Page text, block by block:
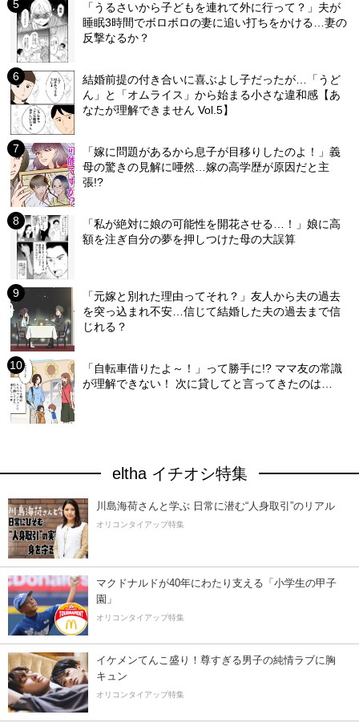
「うるさいから子どもを連れて外に行って？」夫が
睡眠3時間でボロボロの妻に追い打ちをかける…妻の
反撃なるか？
結婚前提の付き合いに喜ぶよし子だったが…「うど
ん」と「オムライス」から始まる小さな違和感【あ
なたが理解できません Vol.5】
「嫁に問題があるから息子が目移りしたのよ！」義
母の驚きの見解に唖然…嫁の高学歴が原因だと主
張!?
「私が絶対に娘の可能性を開花させる…！」娘に高
額を注ぎ自分の夢を押しつけた母の大誤算
「元嫁と別れた理由ってそれ？」友人から夫の過去
を突っ込まれ不安…信じて結婚した夫の過去まで信
じれる？
「自転車借りたよ～！」って勝手に!? ママ友の常識
が理解できない！ 次に貸してと言ってきたのは…
eltha イチオシ特集
川島海荷さんと学ぶ 日常に潜む“人身取引”のリアル
オリコンタイアップ特集
マクドナルドが40年にわたり支える「小学生の甲子
園」
オリコンタイアップ特集
イケメンてんこ盛り！尊すぎる男子の純情ラブに胸
キュン
オリコンタイアップ特集